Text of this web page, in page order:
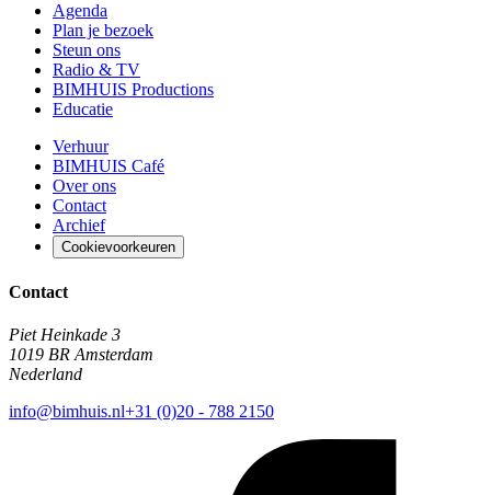
Agenda
Plan je bezoek
Steun ons
Radio & TV
BIMHUIS Productions
Educatie
Verhuur
BIMHUIS Café
Over ons
Contact
Archief
Cookievoorkeuren
Contact
Piet Heinkade 3
1019 BR Amsterdam
Nederland
info@bimhuis.nl+31 (0)20 - 788 2150